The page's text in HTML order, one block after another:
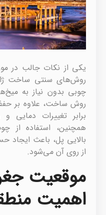
یکی از نکات جالب در
روش‌های سنتی ساخت
چوبی بدون نیاز به
روش ساخت، علاوه بر
برابر تغییرات دمایی
همچنین، استفاده
بالایی پل، باعث ایجاد
از روی آن می‌شود.
موقعیت
اهمیت